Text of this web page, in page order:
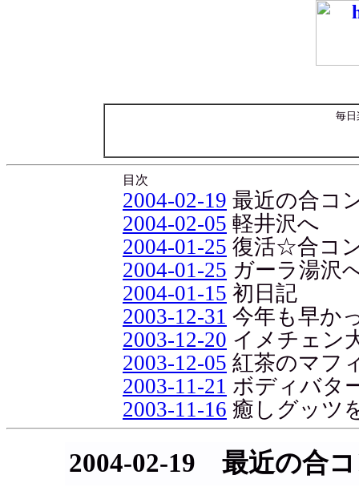
毎日
目次
2004-02-19 最近の合コ
2004-02-05 軽井沢へ
2004-01-25 復活☆合コ
2004-01-25 ガーラ湯沢
2004-01-15 初日記
2003-12-31 今年も早か
2003-12-20 イメチェン
2003-12-05 紅茶のマフ
2003-11-21 ボディバタ
2003-11-16 癒しグッツ
2004-02-19 最近の合